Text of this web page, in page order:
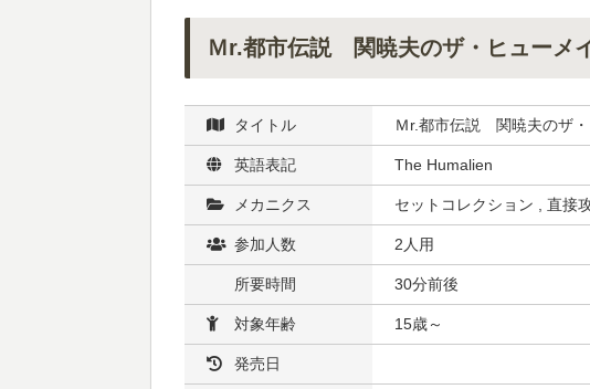
Ｍr.都市伝説 関暁夫のザ・ヒューメ
タイトル Ｍr.都市伝説 関暁夫のザ
英語表記 The Humalien
メカニクス セットコレクション , 直接
参加人数 2人用
所要時間 30分前後
対象年齢 15歳～
発売日